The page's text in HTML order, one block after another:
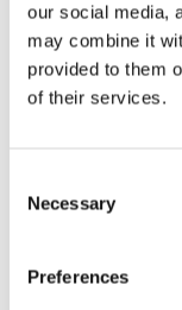
our social media,
may combine it
provided to them
of their services.
Selection
Necessary
Preferences